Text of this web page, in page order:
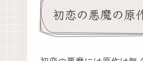
初恋の悪魔の原